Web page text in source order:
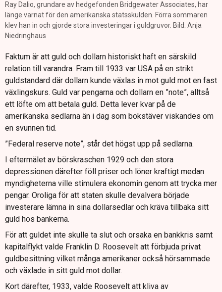
Ray Dalio, grundare av hedgefonden Bridgewater Associates, har
länge varnat för den amerikanska statsskulden. Förra sommaren
klev han in och gjorde stora investeringar i guldgruvor. Bild: Anja
Niedringhaus
Faktum är att guld och dollarn historiskt haft en särskild
relation till varandra. Fram till 1933 var USA på en strikt
guldstandard där dollarn kunde växlas in mot guld mot en fast
växlingskurs. Guld var pengarna och dollarn en ”note”, alltså
ett löfte om att betala guld. Detta lever kvar på de
amerikanska sedlarna än i dag som bokstäver viskandes om
en svunnen tid.
”Federal reserve note”, står det högst upp på sedlarna.
I eftermälet av börskraschen 1929 och den stora
depressionen därefter föll priser och löner kraftigt medan
myndigheterna ville stimulera ekonomin genom att trycka mer
pengar. Oroliga för att staten skulle devalvera började
investerare lämna in sina dollarsedlar och kräva tillbaka sitt
guld hos bankerna.
För att guldet inte skulle ta slut och orsaka en bankkris samt
kapitalflykt valde Franklin D. Roosevelt att förbjuda privat
guldbesittning vilket många amerikaner också hörsammade
och växlade in sitt guld mot dollar.
Kort därefter, 1933, valde Roosevelt att kliva av